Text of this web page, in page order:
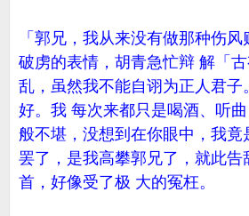
「郭兄，我从来没有做那种伤
破虏的表情，胡青急忙辩 解「
乱，虽然我不能自诩为正人君子
好。我 每次来都只是喝酒、听
般不堪，没想到在你眼中，我竟
罢了，是我高攀郭兄了，就此告
首，好像受了极 大的冤枉。